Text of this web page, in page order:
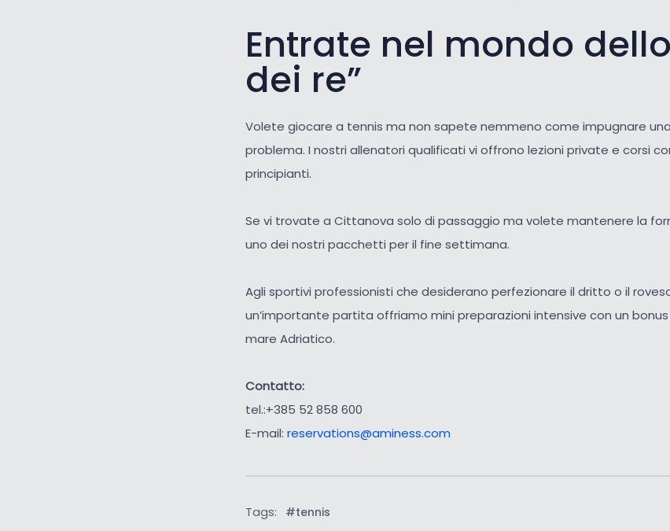
Entrate nel mondo
dei re”
Volete giocare a tennis ma non sapete nemmeno come impugnare
problema. I nostri allenatori qualificati vi offrono lezioni private e corsi
principianti.
Se vi trovate a Cittanova solo di passaggio ma volete mantenere la
uno dei nostri pacchetti per il fine settimana.
Agli sportivi professionisti che desiderano perfezionare il dritto o il
un’importante partita offriamo mini preparazioni intensive con un bonus
mare Adriatico.
Contatto:
tel.:+385 52 858 600
E-mail: reservations@aminess.com
Tags: #tennis